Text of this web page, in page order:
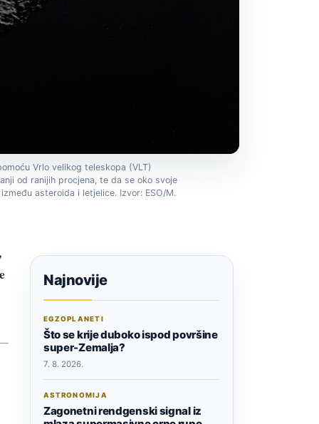
Vrlo velikog teleskopa (VLT)
od ranijih procjena, te da se oko svoje
asteroida i letjelice. Izvor: ESO/M.
Najnovije
EGZOPLANETI
Što se krije duboko ispod površine
super-Zemalja?
7. 8. 2026.
ASTRONOMIJA
Zagonetni rendgenski signal iz